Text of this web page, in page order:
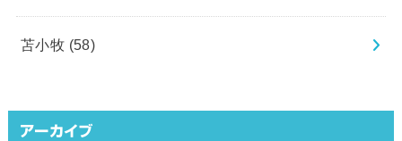
苫小牧 (58)
アーカイブ